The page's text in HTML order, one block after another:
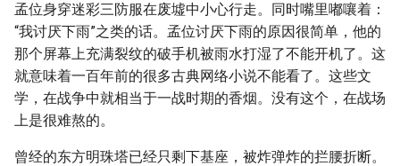
孟位身穿迷彩三防服在废墟中小心行走。同时嘴里嘟嚷着：
“我讨厌下雨”之类的话。孟位讨厌下雨的原因很简单，他的
那个屏幕上充满裂纹的破手机被雨水打湿了不能开机了。这
就意味着一百年前的很多古典网络小说不能看了。这些文
学，在战争中就相当于一战时期的香烟。没有这个，在战场
上是很难熬的。
曾经的东方明珠塔已经只剩下基座，被炸弹炸的拦腰折断。